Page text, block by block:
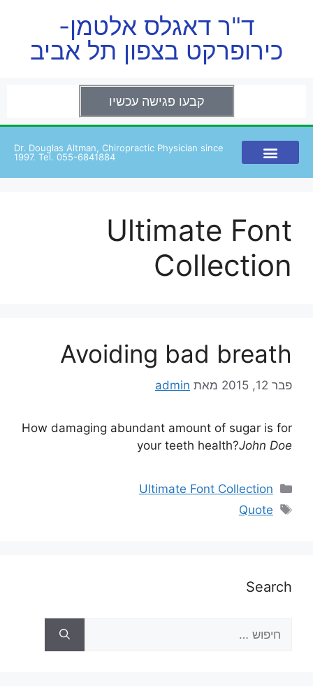
ד"ר דאגלס אלטמן-
כירופרקט בצפון תל אביב
קבעו פגישה עכשיו
Dr. Douglas Altman, Chiropractic Physician since
1997. Tel. 055-6841884
Ultimate Font
Collection
Avoiding bad breath
פבר 12, 2015 מאת admin
How damaging abundant amount of sugar is for
your teeth health?John Doe
Ultimate Font Collection
Quote
Search